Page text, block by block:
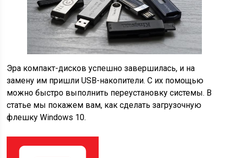
Эра компакт-дисков успешно завершилась, и на
замену им пришли USB-накопители. С их помощью
можно быстро выполнить переустановку системы. В
статье мы покажем вам, как сделать загрузочную
флешку Windows 10.